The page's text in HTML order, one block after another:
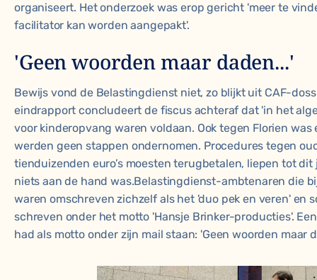
organiseert. Het onderzoek was erop gericht 'meer te
facilitator kan worden aangepakt'.
'Geen woorden maar daden...'
Bewijs vond de Belastingdienst niet, zo blijkt uit CAF-
eindrapport concludeert de fiscus achteraf dat 'in het
voor kinderopvang waren voldaan. Ook tegen Florien was
werden geen stappen ondernomen. Procedures tegen
tienduizenden euro’s moesten terugbetalen, liepen tot dit
niets aan de hand was.Belastingdienst-ambtenaren die
waren omschreven zichzelf als het 'duo pek en veren' en
schreven onder het motto 'Hansje Brinker-producties'.
had als motto onder zijn mail staan: 'Geen woorden maar